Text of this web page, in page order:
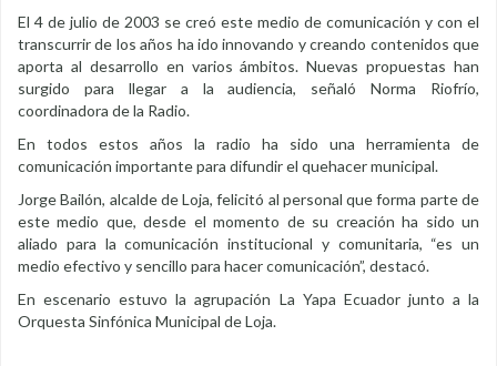
El 4 de julio de 2003 se creó este medio de comunicación y con el
transcurrir de los años ha ido innovando y creando contenidos que
aporta al desarrollo en varios ámbitos. Nuevas propuestas han
surgido para llegar a la audiencia, señaló Norma Riofrío,
coordinadora de la Radio.
En todos estos años la radio ha sido una herramienta de
comunicación importante para difundir el quehacer municipal.
Jorge Bailón, alcalde de Loja, felicitó al personal que forma parte de
este medio que, desde el momento de su creación ha sido un
aliado para la comunicación institucional y comunitaria, “es un
medio efectivo y sencillo para hacer comunicación”, destacó.
En escenario estuvo la agrupación La Yapa Ecuador junto a la
Orquesta Sinfónica Municipal de Loja.